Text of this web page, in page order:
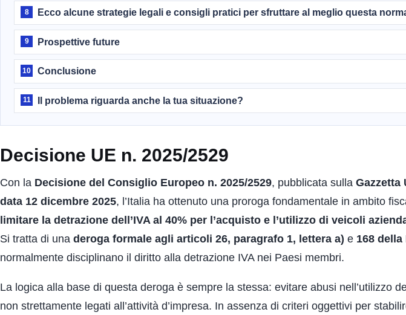
8 Ecco alcune strategie legali e consigli pratici per sfruttare al meglio questa
9 Prospettive future
10 Conclusione
11 Il problema riguarda anche la tua situazione?
Decisione UE n. 2025/2529
Con la Decisione del Consiglio Europeo n. 2025/2529, pubblicata sulla Gazzetta
data 12 dicembre 2025, l’Italia ha ottenuto una proroga fondamentale in ambito
limitare la detrazione dell’IVA al 40% per l’acquisto e l’utilizzo di veicoli
Si tratta di una deroga formale agli articoli 26, paragrafo 1, lettera a) e 168 della
normalmente disciplinano il diritto alla detrazione IVA nei Paesi membri.
La logica alla base di questa deroga è sempre la stessa: evitare abusi nell’utilizzo
non strettamente legati all’attività d’impresa. In assenza di criteri oggettivi per